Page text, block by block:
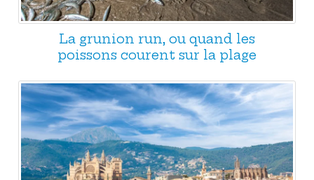
La grunion run, ou quand les
poissons courent sur la plage